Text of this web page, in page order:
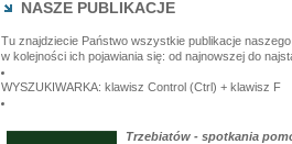
NASZE PUBLIKACJE
Tu znajdziecie Państwo wszystkie publikacje
w kolejności ich pojawiania się: od najnowszej do
WYSZUKIWARKA: klawisz Control (Ctrl) + klawisz F
Trzebiatów - spotkania